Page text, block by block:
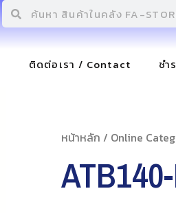
ติดต่อเรา / Contact ชำ
หน้าหลัก / Online